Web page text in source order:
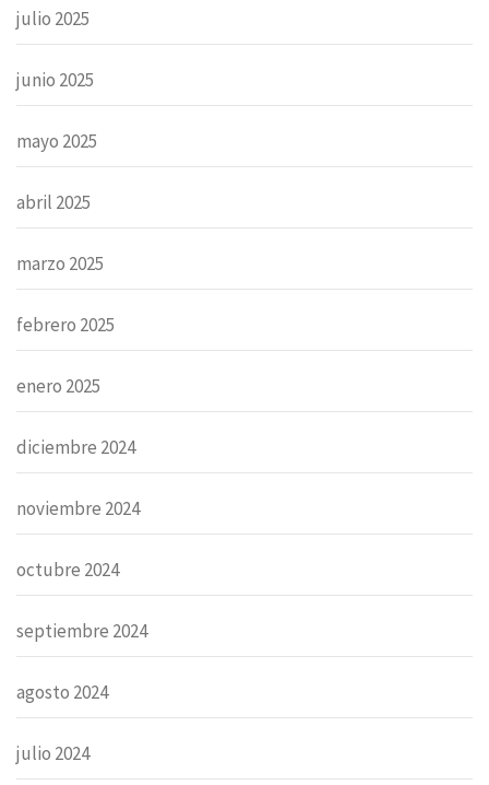
julio 2025
junio 2025
mayo 2025
abril 2025
marzo 2025
febrero 2025
enero 2025
diciembre 2024
noviembre 2024
octubre 2024
septiembre 2024
agosto 2024
julio 2024